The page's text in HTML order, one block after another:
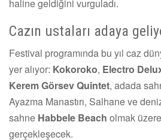
haline geldiğini vurguladı.
Cazın ustaları adaya
Festival programında bu yıl caz
yer alıyor: Kokoroko, Electro
Kerem Görsev Quintet, adada
Ayazma Manastırı, Salhane ve
sahne Habbele Beach olmak
gerçekleşecek.